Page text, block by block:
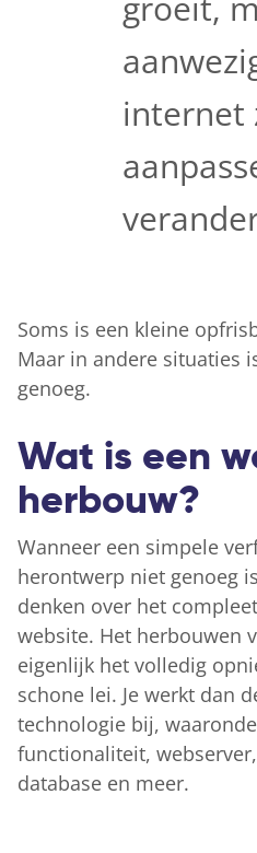
internet
Soms is een kleine
Maar in andere situaties
genoeg.
Wat is een
herbouw?
Wanneer een simpele
herontwerp niet genoeg
denken over het
website. Het herbouwen
eigenlijk het volledig
schone lei. Je werkt dan
technologie bij,
functionaliteit, webserver,
database en meer.